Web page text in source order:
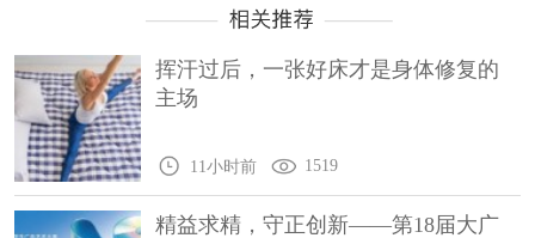
挥汗过后，一张好床才是身体修复的
主场
11小时前 1519
精益求精，守正创新——第18届大广